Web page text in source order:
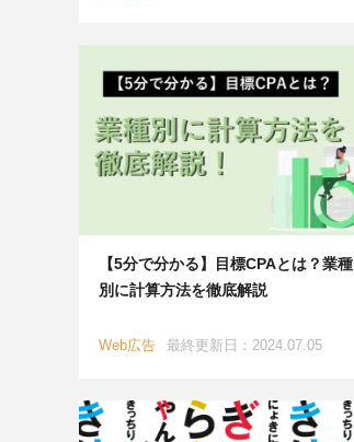
【5分で分かる】目標CPAとは？業種
別に計算方法を徹底解説
Web広告 最終更新日：2024.07.05